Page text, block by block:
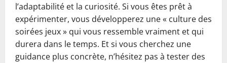
l’adaptabilité et la curiosité. Si vous êtes prêt à
expérimenter, vous développerez une « culture des
soirées jeux » qui vous ressemble vraiment et qui
durera dans le temps. Et si vous cherchez une
guidance plus concrète, n’hésitez pas à tester des